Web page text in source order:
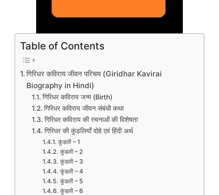
Table of Contents
गिरिधर कविराय जीवन परिचय (Giridhar Kavirai
Biography in Hindi)
गिरिधर कविराय जन्म (Birth)
गिरिधर कविराय जीवन संबंधी कथा
गिरिधर कविराय की रचनाओं की विशेषता
गिरिधर की कुंडलियाँ दोहे एवं हिंदी अर्थ
कुंडली – 1
कुंडली – 2
कुंडली – 3
कुंडली – 4
कुंडली – 5
कुंडली – 6